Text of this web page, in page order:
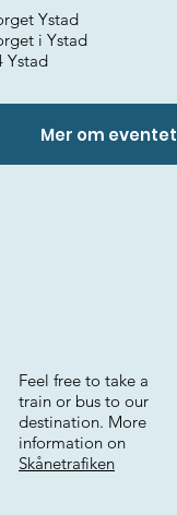
Ystad
i Ystad
Ystad
Mer om eventet
Feel free to take a
train or bus to our
destination. More
information on
Skånetrafiken